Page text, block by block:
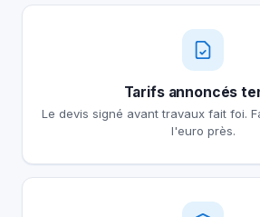
Tarifs annoncés
Le devis signé avant travaux fait foi.
l'euro près.